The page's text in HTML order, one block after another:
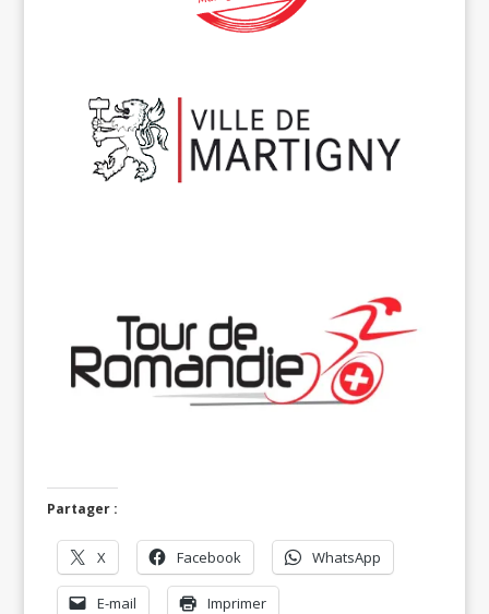
Partager :
X Facebook WhatsApp
E-mail Imprimer